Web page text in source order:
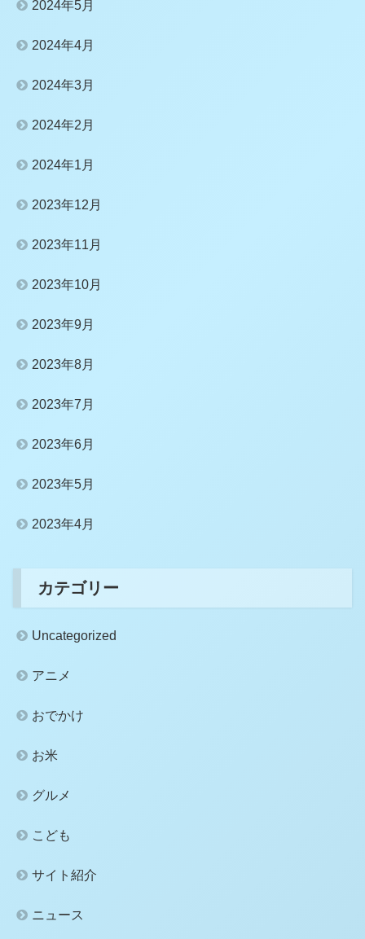
2024年5月
2024年4月
2024年3月
2024年2月
2024年1月
2023年12月
2023年11月
2023年10月
2023年9月
2023年8月
2023年7月
2023年6月
2023年5月
2023年4月
カテゴリー
Uncategorized
アニメ
おでかけ
お米
グルメ
こども
サイト紹介
ニュース